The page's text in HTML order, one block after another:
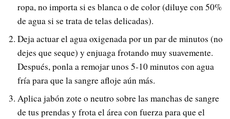
ropa, no importa si es blanca o de color (diluye con 50%
de agua si se trata de telas delicadas).
Deja actuar el agua oxigenada por un par de minutos (no
dejes que seque) y enjuaga frotando muy suavemente.
Después, ponla a remojar unos 5-10 minutos con agua
fría para que la sangre afloje aún más.
Aplica jabón zote o neutro sobre las manchas de sangre
de tus prendas y frota el área con fuerza para que el